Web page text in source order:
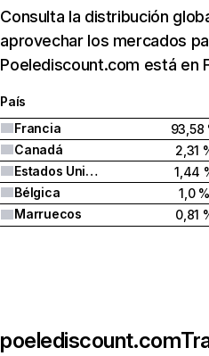
Consulta la distribución
aprovechar los mercados
Poelediscount.com está en
País
Francia
93,58
Canadá
2,31
Estados Unidos
1,44
Bélgica
1,0 %
Marruecos
0,81
poelediscount.com